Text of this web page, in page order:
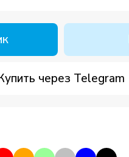
через Telegram